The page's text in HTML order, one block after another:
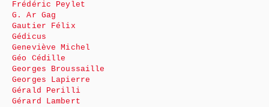
Frédéric Peylet
G. Ar Gag
Gautier Félix
Gédicus
Geneviève Michel
Géo Cédille
Georges Broussaille
Georges Lapierre
Gérald Perilli
Gérard Lambert